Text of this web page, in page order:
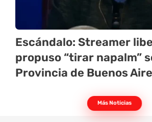
Escándalo: Streamer
propuso “tirar napalm”
Provincia de Buenos
Más Noticias